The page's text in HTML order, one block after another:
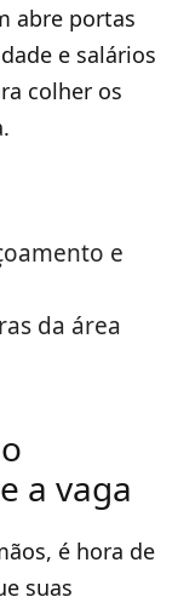
abre portas
e salários
colher os
e
da área
a vaga
é hora de
suas